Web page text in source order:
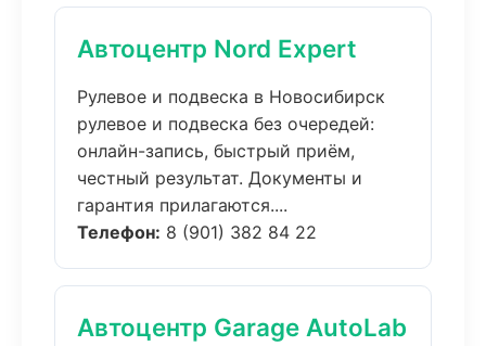
Автоцентр Nord Expert
Рулевое и подвеска в Новосибирск
рулевое и подвеска без очередей:
онлайн-запись, быстрый приём,
честный результат. Документы и
гарантия прилагаются....
Телефон: 8 (901) 382 84 22
Автоцентр Garage AutoLab